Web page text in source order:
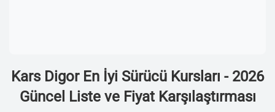
Kars Digor En İyi Sürücü Kursları - 2026
Güncel Liste ve Fiyat Karşılaştırması